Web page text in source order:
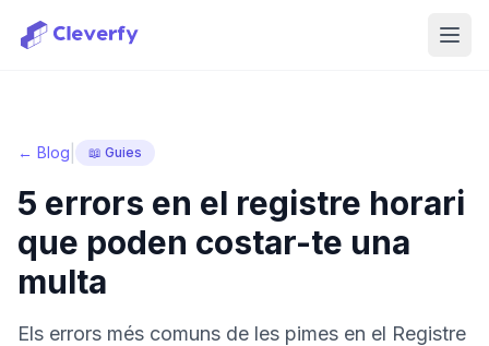
← Blog 📖 Guies
5 errors en el registre horari
que poden costar-te una
multa
Els errors més comuns de les pimes en el Registre